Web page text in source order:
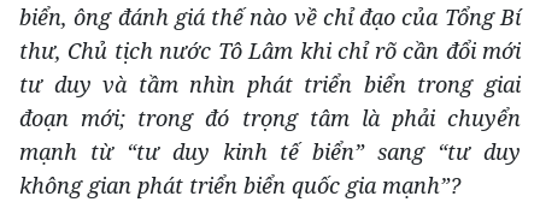
biển, ông đánh giá thế nào về chỉ đạo của Tổng Bí
thư, Chủ tịch nước Tô Lâm khichỉ rõ cần đổi mới
tư duy và tầm nhìn phát triển biển trong giai
đoạn mới; trong đó trọng tâm là phải chuyển
mạnh từ “tư duy kinh tế biển” sang “tư duy
không gian phát triển biển quốc gia mạnh”?